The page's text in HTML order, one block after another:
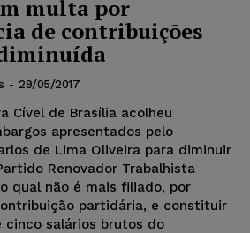
multa por
de contribuições
- 29/05/2017
Cível de Brasília acolheu
apresentados pelo
de Lima Oliveira para diminuir
Renovador Trabalhista
qual não é mais filiado, por
partidária, e constituir
cinco salários brutos do